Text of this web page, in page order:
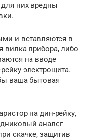
них вредны
и вставляются в
вилка прибора, либо
на вводе
электрощита.
ваша бытовая
на дин-рейку,
аналог
скачке, защитив